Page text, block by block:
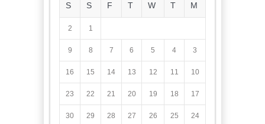
M
T
W
T
F
S
S
1
2
3
4
5
6
7
8
9
10
11
12
13
14
15
16
17
18
19
20
21
22
23
24
25
26
27
28
29
30